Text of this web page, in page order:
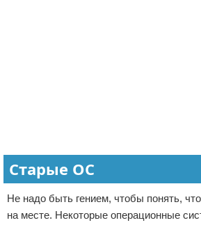
Старые ОС
Не надо быть гением, чтобы понять,
на месте. Некоторые операционные